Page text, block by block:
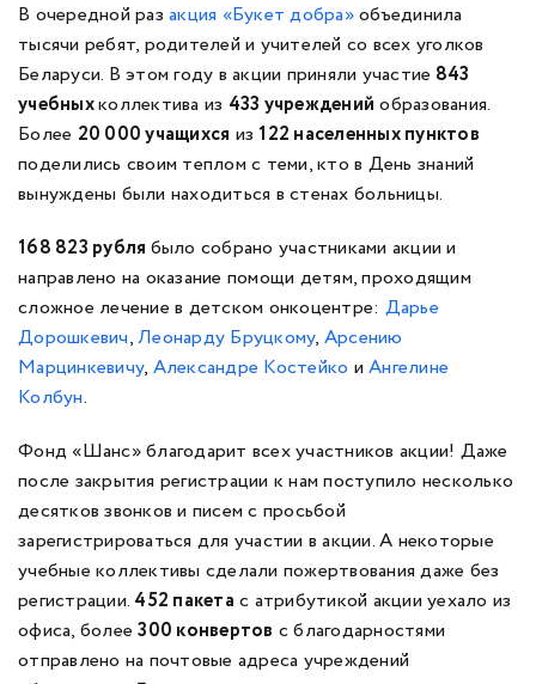
В очередной разакция «Букет добра»объединила
тысячи ребят, родителей и учителей со всех уголков
Беларуси. В этом году в акции приняли участие 843
учебныхколлектива из 433 учреждений образования.
Более 20 000учащихся из122 населенных пунктов
поделились своим теплом с теми, кто в День знаний
вынуждены были находиться в стенах больницы.
168 823 рубля было собрано участниками акции и
направлено на оказание помощи детям, проходящим
сложное лечение в детском онкоцентре: Дарье
Дорошкевич,Леонарду Бруцкому, Арсению
Марцинкевичу, Александре Костейко иАнгелине
Колбун.
Фонд «Шанс» благодарит всех участников акции! Даже
после закрытия регистрации к нам поступило несколько
десятков звонков и писем с просьбой
зарегистрироваться для участии в акции. А некоторые
учебные коллективы сделали пожертвования даже без
регистрации. 452 пакета с атрибутикой акции уехало из
офиса, более300 конвертов с благодарностями
отправлено на почтовые адреса учреждений